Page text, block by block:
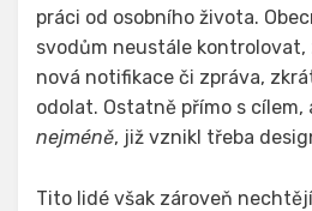
práci od osobního života.
svodům neustále kontrolovat,
nová notifikace či zpráva,
odolat. Ostatně přímo s cílem,
nejméně, již vznikl třeba
Tito lidé však zároveň